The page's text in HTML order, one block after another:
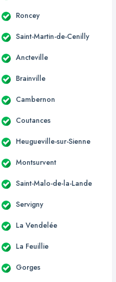
Roncey
Saint-Martin-de-Cenilly
Ancteville
Brainville
Cambernon
Coutances
Heugueville-sur-Sienne
Montsurvent
Saint-Malo-de-la-Lande
Servigny
La Vendelée
La Feuillie
Gorges